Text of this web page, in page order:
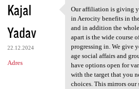
Kajal
Yadav
22.12.2024
Adres
Our affiliation is
Our affiliation is giving
in Aerocity benefits in
and in addition the
apart is the wide course
progressing in. We give
age social affairs and
have options open for
with the target that you
choices. This mirrors our